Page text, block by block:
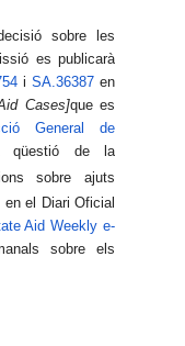
sobre les
es publicarà
i SA.36387en
Cases]que es
General de
de la
sobre ajuts
el Diari Oficial
Aid Weekly e-
sobre els